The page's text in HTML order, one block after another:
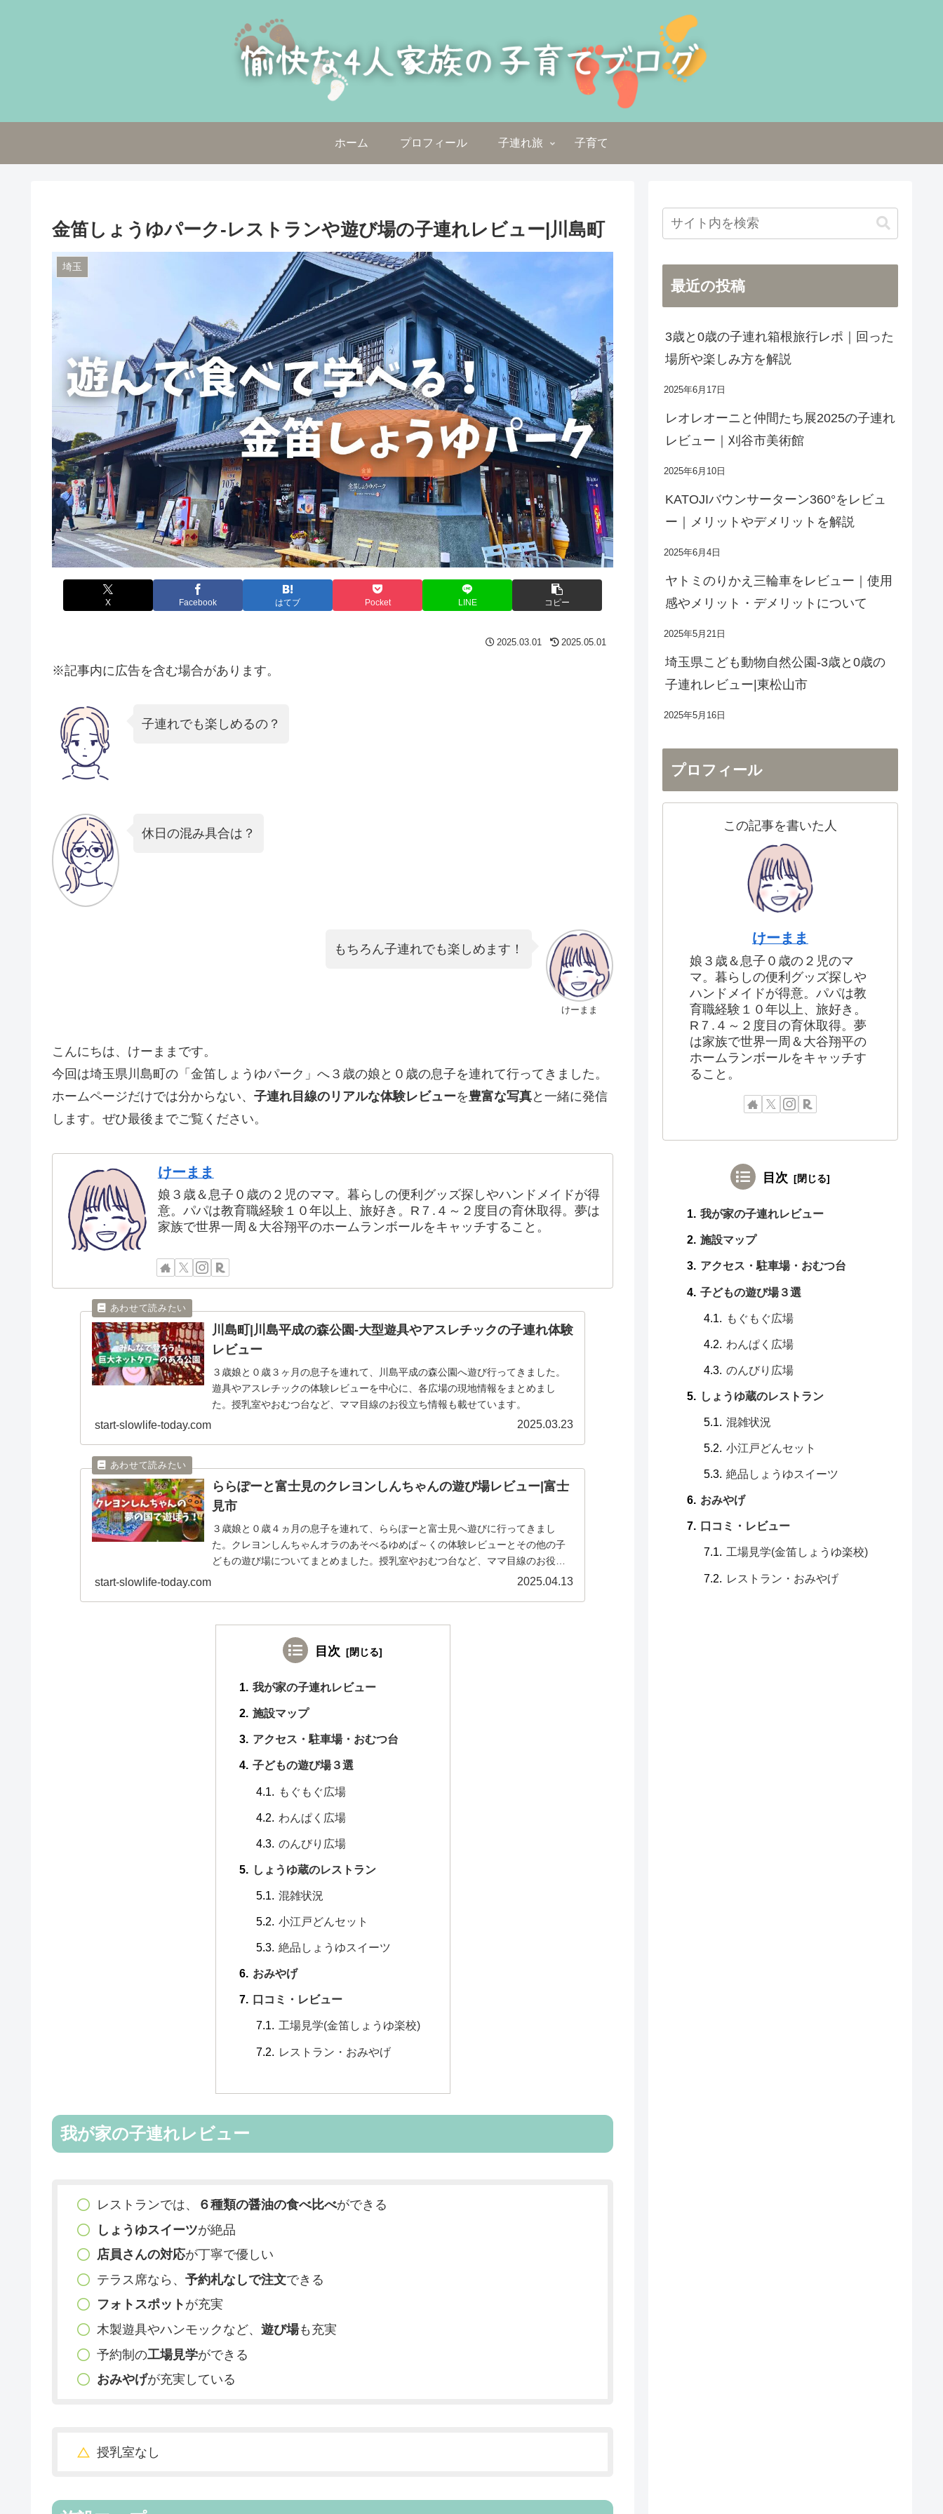
ホーム プロフィール 子連れ旅 子育て
金笛しょうゆパーク-レストランや遊び場の子連れレビュー|川島町
埼玉
X Facebook はてブ Pocket LINE コピー
2025.03.01 2025.05.01
※記事内に広告を含む場合があります。
子連れでも楽しめるの？
休日の混み具合は？
けーまま
もちろん子連れでも楽しめます！
こんにちは、けーままです。
今回は埼玉県川島町の「金笛しょうゆパーク」へ３歳の娘と０歳の息子を連れて行ってきました。
ホームページだけでは分からない、 子連れ目線のリアルな体験レビューを豊富な写真と一緒に発信
します。ぜひ最後までご覧ください。
けーまま
娘３歳＆息子０歳の２児のママ。暮らしの便利グッズ探しやハンドメイドが得
意。パパは教育職経験１０年以上、旅好き。R７.４～２度目の育休取得。夢は
家族で世界一周＆大谷翔平のホームランボールをキャッチすること。
川島町|川島平成の森公園-大型遊具やアスレチックの子連れ体験
レビュー
３歳娘と０歳３ヶ月の息子を連れて、川島平成の森公園へ遊び行ってきました。
遊具やアスレチックの体験レビューを中心に、各広場の現地情報をまとめまし
た。授乳室やおむつ台など、ママ目線のお役立ち情報も載せています。
start-slowlife-today.com 2025.03.23
ららぽーと富士見のクレヨンしんちゃんの遊び場レビュー|富士
見市
３歳娘と０歳４ヵ月の息子を連れて、ららぽーと富士見へ遊びに行ってきまし
た。クレヨンしんちゃんオラのあそべるゆめぱ～くの体験レビューとその他の子
どもの遊び場についてまとめました。授乳室やおむつ台など、ママ目線のお役立
start-slowlife-today.com 2025.04.13
目次
我が家の子連れレビュー
施設マップ
アクセス・駐車場・おむつ台
子どもの遊び場３選
もぐもぐ広場
わんぱく広場
のんびり広場
しょうゆ蔵のレストラン
混雑状況
小江戸どんセット
絶品しょうゆスイーツ
おみやげ
口コミ・レビュー
工場見学(金笛しょうゆ楽校)
レストラン・おみやげ
我が家の子連れレビュー
レストランでは、 ６種類の醤油の食べ比べができる
しょうゆスイーツが絶品
店員さんの対応が丁寧で優しい
テラス席なら、予約札なしで注文できる
フォトスポット が充実
木製遊具やハンモックなど、遊び場も充実
予約制の工場見学ができる
おみやげが充実している
授乳室なし
最近の投稿
3歳と0歳の子連れ箱根旅行レポ｜回った
場所や楽しみ方を解説
2025年6月17日
レオレオーニと仲間たち展2025の子連れ
レビュー｜刈谷市美術館
2025年6月10日
KATOJIバウンサーターン360°をレビュ
ー｜メリットやデメリットを解説
2025年6月4日
ヤトミのりかえ三輪車をレビュー｜使用
感やメリット・デメリットについて
2025年5月21日
埼玉県こども動物自然公園-3歳と0歳の
子連れレビュー|東松山市
2025年5月16日
プロフィール
この記事を書いた人
けーまま
娘３歳＆息子０歳の２児のマ
マ。暮らしの便利グッズ探しや
ハンドメイドが得意。パパは教
育職経験１０年以上、旅好き。
R７.４～２度目の育休取得。夢
は家族で世界一周＆大谷翔平の
ホームランボールをキャッチす
ること。
目次
我が家の子連れレビュー
施設マップ
アクセス・駐車場・おむつ台
子どもの遊び場３選
もぐもぐ広場
わんぱく広場
のんびり広場
しょうゆ蔵のレストラン
混雑状況
小江戸どんセット
絶品しょうゆスイーツ
おみやげ
口コミ・レビュー
工場見学(金笛しょうゆ楽校)
レストラン・おみやげ